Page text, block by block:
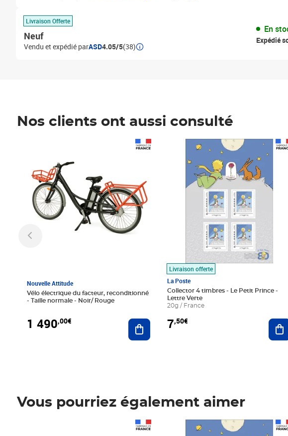
Livraison Offerte
Neuf
Vendu et expédié parASD4.05/5(38)
En
Expédié
Nos clients ont aussi consulté
Nouvelle Attitude
Vélo électrique du facteur, reconditionné
- Taille normale - Noir/ Rouge
1 490,00€ Ajouter au panier
Livraison offerte
La Poste
Collector 4 timbres - Le Petit Prince -
Lettre Verte
20g / France
7,50€
Prix 7,50€
Vous pourriez également aimer
Prix 7,50€